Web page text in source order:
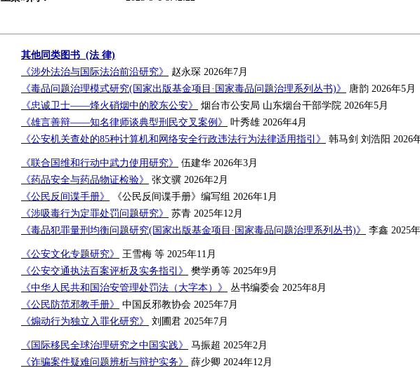
其他同类图书 (法 律)
《涉外法治与国际法治前沿研究》
赵永琛 2026年7月
《毒品问题治理模式研究(国家出版基金项目·国家毒品问题治理系列丛书)》
唐韵 2026年5月
《忠诚卫士——烽火硝烟中的胶东公安》
烟台市公安局 山东烟台干部学院 2026年5月
《雄言善辩——知名律师谈典型刑民交叉案例》
叶秀雄 2026年4月
《公安机关查处的85种计算机和网络安全行政违法行为法律适用指引》
韩马剑 刘浩阳 2026
《联合国维和行动中武力使用研究》
伍建华 2026年3月
《药品安全与药品物证检验》
张文骥 2026年2月
《公民反间谍手册》
《公民反间谍手册》编写组 2026年1月
《涉吸毒行为定罪处罚问题研究》
苏青 2025年12月
《毒品犯罪量刑均衡问题研究(国家出版基金项目·国家毒品问题治理系列丛书)》
李鑫 2025
《公安文化专题研究》
王雪梅 等 2025年11月
《公安交通执法百案评析及实务指引》
樊学勇等 2025年9月
《中华人民共和国治安管理处罚法（大字本）》
丛书编委会 2025年8月
《公民防范邪教手册》
中国反邪教协会 2025年7月
《煽动行为独立入罪化研究》
刘圃君 2025年7月
《国际移民全球治理研究之中国实践》
马振超 2025年2月
《诈骗案件疑难问题辨析与辩护实务》
薛少卿 2024年12月